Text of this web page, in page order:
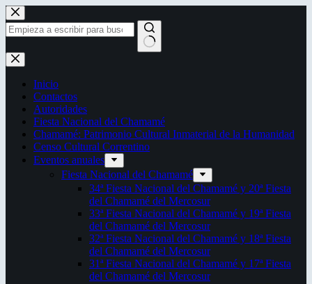
Saltar
al
contenido
Sin
resultados
Inicio
Contactos
Autoridades
Fiesta Nacional del Chamamé
Chamamé: Patrimonio Cultural Inmaterial de la Humanidad
Censo Cultural Correntino
Eventos anuales
Fiesta Nacional del Chamamé
34ª Fiesta Nacional del Chamamé y 20ª Fiesta
del Chamamé del Mercosur
33ª Fiesta Nacional del Chamamé y 19ª Fiesta
del Chamamé del Mercosur
32ª Fiesta Nacional del Chamamé y 18ª Fiesta
del Chamamé del Mercosur
31ª Fiesta Nacional del Chamamé y 17ª Fiesta
del Chamamé del Mercosur